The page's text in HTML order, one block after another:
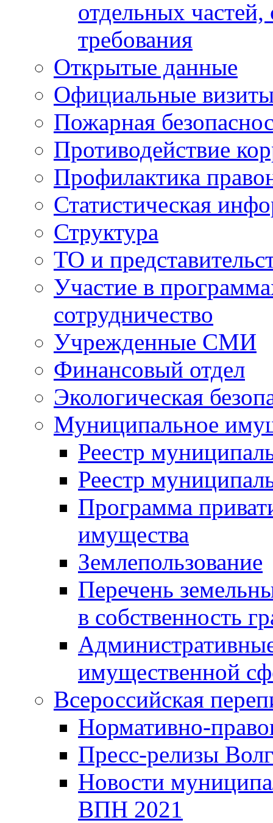
отдельных
требования
Открытые данные
Официальные
Пожарная
Противодействие
Профилактика
Статистическая
Структура
ТО и
Участие в
сотрудничество
Учрежденные СМИ
Финансовый отдел
Экологическая
Муниципальное
Реестр
Реестр
Программа
имущества
Землепользование
Перечень
в собственность
имущественной
Всероссийская
Нормативно-
Пресс-релизы
Новости
ВПН 2021